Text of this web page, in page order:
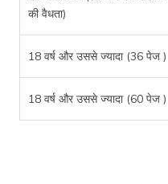
की वैधता)
18 वर्ष और उससे ज्यादा (36 पेज )
18 वर्ष और उससे ज्यादा (60 पेज )